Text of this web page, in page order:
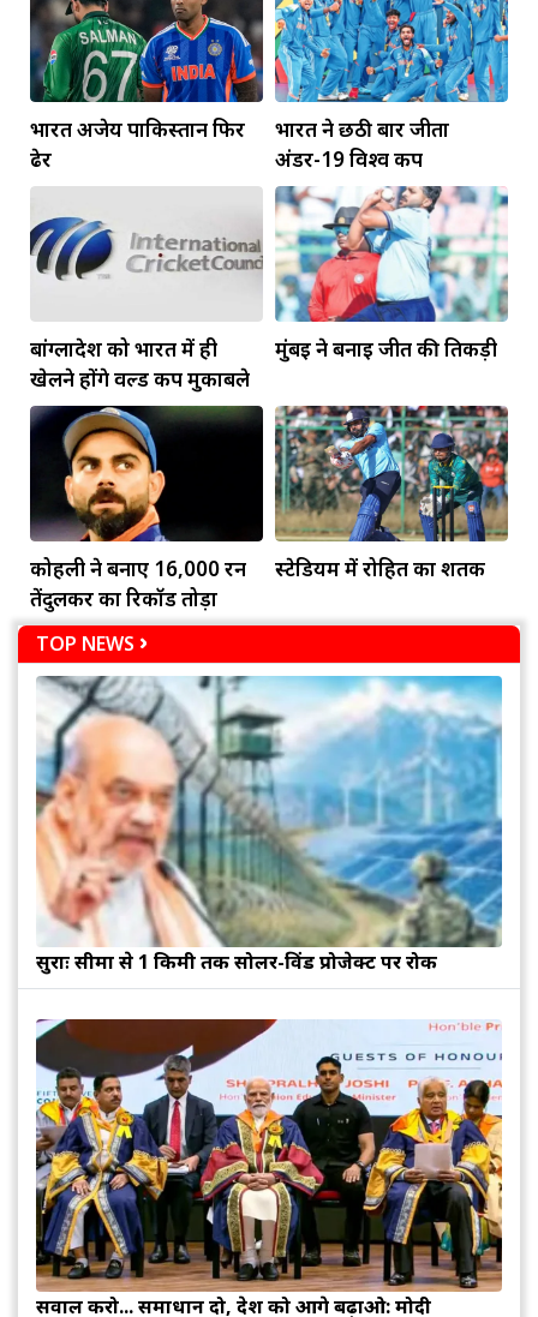
भारत अजेय पाकिस्तान फिर
ढेर
भारत ने छठी बार जीता
अंडर-19 विश्व कप
बांग्लादेश को भारत में ही
खेलने होंगे वर्ल्ड कप मुकाबले
मुंबई ने बनाई जीत की तिकड़ी
कोहली ने बनाए 16,000 रन
तेंदुलकर का रिकॉर्ड तोड़ा
स्टेडियम में रोहित का शतक
TOP NEWS
सुरक्षाः सीमा से 1 किमी तक सोलर-विंड प्रोजेक्ट पर रोक
सवाल करो... समाधान दो, देश को आगे बढ़ाओ: मोदी